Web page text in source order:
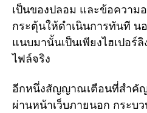
เป็นของปลอม และข้อความ
กระตุ้นให้ดำเนินการทันที น
แนบมานั้นเป็นเพียงไฮเปอร์
ไฟล์จริง
อีกหนึ่งสัญญาณเตือนที่สำคั
ผ่านหน้าเว็บภายนอก กระบ